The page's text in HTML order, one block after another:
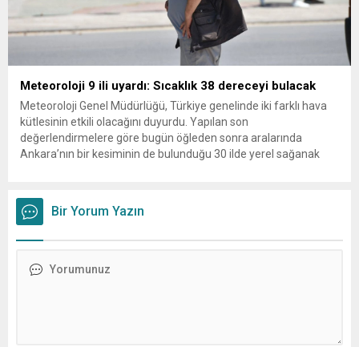
Meteoroloji 9 ili uyardı: Sıcaklık 38 dereceyi bulacak
Meteoroloji Genel Müdürlüğü, Türkiye genelinde iki farklı hava
kütlesinin etkili olacağını duyurdu. Yapılan son
değerlendirmelere göre bugün öğleden sonra aralarında
Ankara’nın bir kesiminin de bulunduğu 30 ilde yerel sağanak
üzerine çıkarak yaz değerlerine ulaşacak. Ayrıca...
Bir Yorum Yazın